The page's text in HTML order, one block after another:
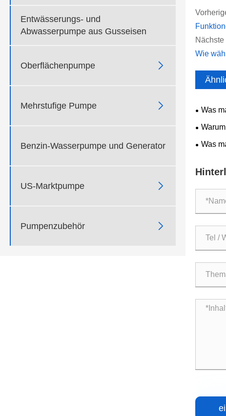
Entwässerungs- und
Abwasserpumpe aus Gusseisen
Oberflächenpumpe 
Mehrstufige Pumpe 
Benzin-Wasserpumpe und Generator
US-Marktpumpe 
Pumpenzubehör 
Nächste
Wie
Was
Freien
Was